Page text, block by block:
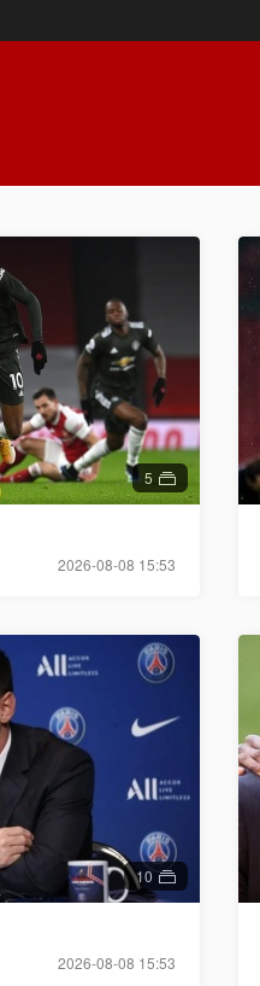
5
2026-08-08 15:53
10
2026-08-08 15:53